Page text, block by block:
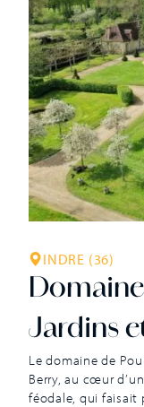
INDRE (36)
Jardins
Le domaine de
Berry, au cœur
féodale, qui faisait